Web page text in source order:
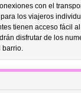
con el
los viajeros
tienen acceso fácil
disfrutar de los
barrio.